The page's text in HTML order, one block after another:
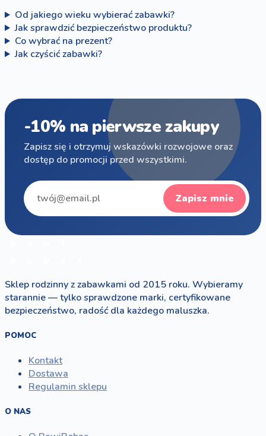
Od jakiego wieku wybierać zabawki?
Jak sprawdzić bezpieczeństwo produktu?
Co wybrać na prezent?
Jak czyścić zabawki?
-10% na pierwsze zakupy
Zapisz się i otrzymuj wskazówki rozwojowe oraz
dostęp do promocji przed wszystkimi.
Zapisz mnie
Sklep rodzinny z zabawkami od 2015 roku. Wybieramy
starannie — tylko sprawdzone marki, certyfikowane
bezpieczeństwo, radość dla każdego maluszka.
POMOC
Kontakt
Dostawa
Regulamin sklepu
O NAS